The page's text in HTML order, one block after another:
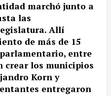
marchó junto a
las
Allí
de más de 15
entre
crear los municipios
Korn y
entregaron